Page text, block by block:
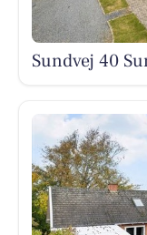
Sundvej 40